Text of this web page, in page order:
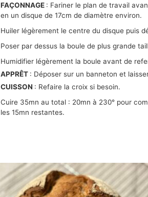
FAÇONNAGE : Fariner le plan de travail
en un disque de 17cm de diamètre environ.
Huiler légèrement le centre du disque puis
Poser par dessus la boule de plus grande
Humidifier légèrement la boule avant de
APPRÊT : Déposer sur un banneton et
CUISSON : Refaire la croix si besoin.
Cuire 35mn au total : 20mn à 230° pour
les 15mn restantes.